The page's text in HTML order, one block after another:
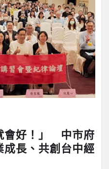
會好！」 中市府
長、共創台中經